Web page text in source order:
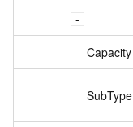
Capacity
SubType